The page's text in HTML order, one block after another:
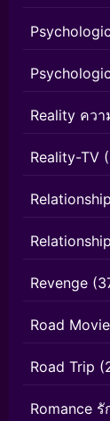
Reality ควา
Reality-TV
Revenge
Road
Road Trip
Romance